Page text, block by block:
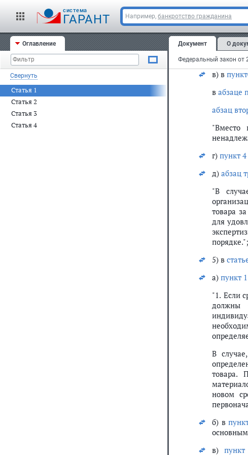
cистема
ГАРАНТ Например, банкротство гражданина
Оглавление
Свернуть
Статья 1
Статья 2
Статья 3
Статья 4
Документ О
дней
Перечень
в) в
в абзаце
абзац
"Вместо
г) пункт 4
д) абзац
"В
товара
для
порядке.";
5) в
а) пункт 1
"1. Если
должны
В
товара.
новом
б) в
в)